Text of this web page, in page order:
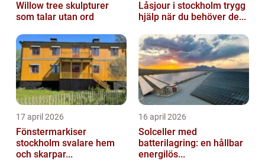
Willow tree skulpturer
som talar utan ord
Låsjour i stockholm trygg
hjälp när du behöver de...
17 april 2026
Fönstermarkiser
stockholm svalare hem
och skarpar...
16 april 2026
Solceller med
batterilagring: en hållbar
energilös...